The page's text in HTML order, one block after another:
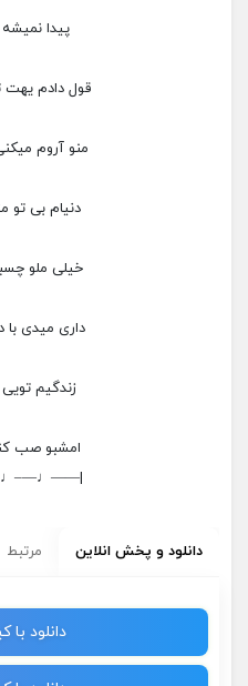
پیدا
قول دادم
منو آروم
دنیام بی تو
خیلی ملو
داری میدی
زندگیم
امشبو صب
دانلود و پخش انلاین مرتبط
دانلود با